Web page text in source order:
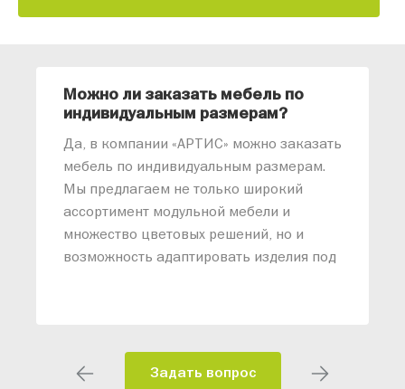
Можно ли заказать мебель по
индивидуальным размерам?
Да, в компании «АРТИС» можно заказать
мебель по индивидуальным размерам.
Мы предлагаем не только широкий
ассортимент модульной мебели и
множество цветовых решений, но и
возможность адаптировать изделия под
помещения и личные пожелания.
Задать вопрос